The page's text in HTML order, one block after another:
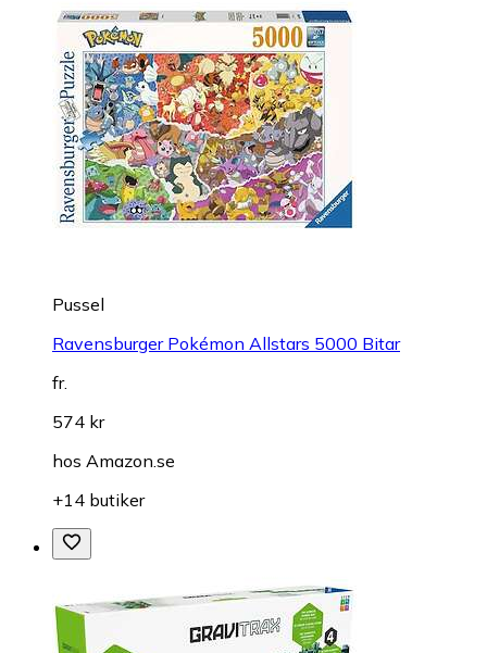
Pussel
Ravensburger Pokémon Allstars 5000 Bitar
fr.
574 kr
hos Amazon.se
+14 butiker